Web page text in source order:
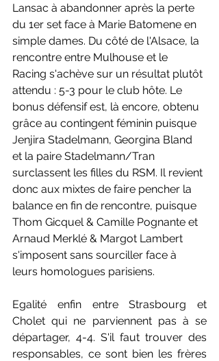
Lansac à abandonner après la perte
du 1er set face à Marie Batomene en
simple dames. Du côté de l'Alsace, la
rencontre entre Mulhouse et le
Racing s'achève sur un résultat plutôt
attendu : 5-3 pour le club hôte. Le
bonus défensif est, là encore, obtenu
grâce au contingent féminin puisque
Jenjira Stadelmann, Georgina Bland
et la paire Stadelmann/Tran
surclassent les filles du RSM. Il revient
donc aux mixtes de faire pencher la
balance en fin de rencontre, puisque
Thom Gicquel & Camille Pognante et
Arnaud Merklé & Margot Lambert
s'imposent sans sourciller face à
leurs homologues parisiens.
Egalité enfin entre Strasbourg et
Cholet qui ne parviennent pas à se
départager, 4-4. S'il faut trouver des
responsables, ce sont bien les frères